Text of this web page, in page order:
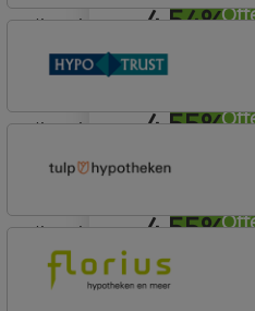
4,54%
lineair
4,55%
Profijt drie + drie
lineair
4,55%
Elan Plus
lineair
Tulp Hypotheken
Tulp Compleet